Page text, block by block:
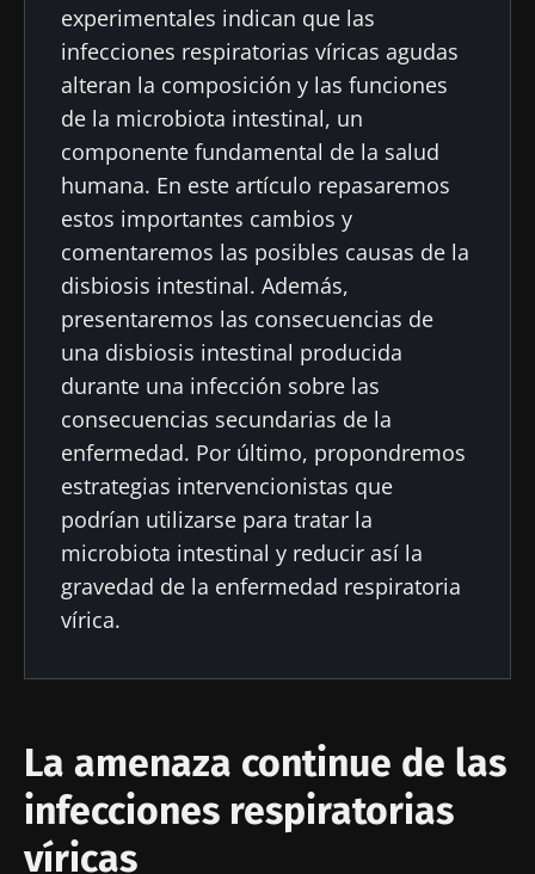
experimentales indican que las
infecciones respiratorias víricas agudas
alteran la composición y las funciones
de la microbiota intestinal, un
componente fundamental de la salud
humana. En este artículo repasaremos
estos importantes cambios y
comentaremos las posibles causas de la
disbiosis intestinal. Además,
presentaremos las consecuencias de
una disbiosis intestinal producida
durante una infección sobre las
consecuencias secundarias de la
enfermedad. Por último, propondremos
estrategias intervencionistas que
podrían utilizarse para tratar la
microbiota intestinal y reducir así la
gravedad de la enfermedad respiratoria
vírica.
La amenaza continue de las
infecciones respiratorias
víricas